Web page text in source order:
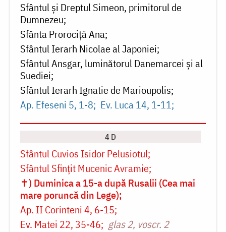
Sfântul și Dreptul Simeon, primitorul de
Dumnezeu
Sfânta Prorociță Ana
Sfântul Ierarh Nicolae al Japoniei
Sfântul Ansgar, luminătorul Danemarcei și al
Suediei
Sfântul Ierarh Ignatie de Marioupolis
Ap. Efeseni 5, 1-8 Ev. Luca 14, 1-11
4 D
Sfântul Cuvios Isidor Pelusiotul
Sfântul Sfințit Mucenic Avramie
✝) Duminica a 15-a după Rusalii (Cea mai
mare poruncă din Lege)
Ap. II Corinteni 4, 6-15
Ev. Matei 22, 35-46
glas 2, voscr. 2